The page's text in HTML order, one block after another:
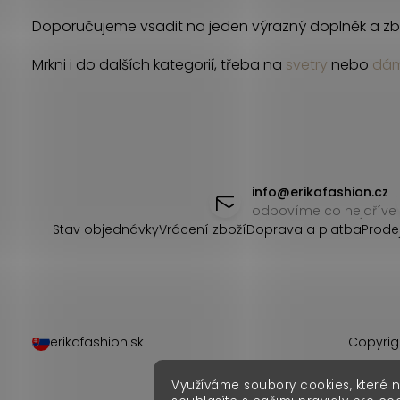
Využíváme soubory cookies, které
v
k
Doporučujeme vsadit na jeden výrazný doplněk a
Mrkni i do dalších kategorií, třeba na svetry nebo
info@erikafashion.cz
odpovíme co nejdříve
Stav objednávkyVrácení zbožíDoprava a platba
erikafashion.sk